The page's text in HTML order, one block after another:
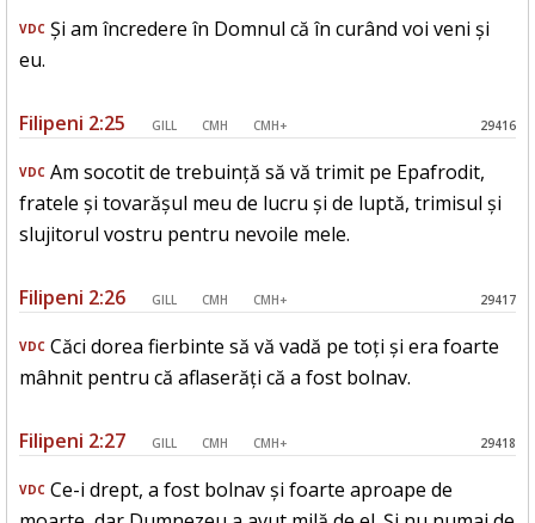
VDC Și am încredere în Domnul că în curând voi veni și
eu.
Filipeni 2:25 GILL CMH CMH+ 29416
VDC Am socotit de trebuință să vă trimit pe Epafrodit,
fratele și tovarășul meu de lucru și de luptă, trimisul și
slujitorul vostru pentru nevoile mele.
Filipeni 2:26 GILL CMH CMH+ 29417
VDC Căci dorea fierbinte să vă vadă pe toți și era foarte
mâhnit pentru că aflaserăți că a fost bolnav.
Filipeni 2:27 GILL CMH CMH+ 29418
VDC Ce-i drept, a fost bolnav și foarte aproape de